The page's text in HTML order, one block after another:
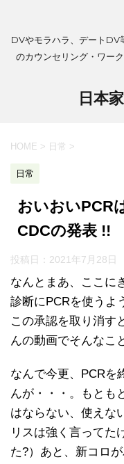
DVやモラハラ、デートDV
のカウンセリング・ワー
日本
HOME > 日常 >
日常
おいおいPCR
CDCの発表 !!
投稿日： 2021年7月28日
なんとまあ、ここに
診断にPCRを使うよ
この承認を取り消す
んの動画でそんなこ
なんで今更、PCRを
んが・・・。もとも
はならない、使えな
リスは強く言ってた
た?）あと、新コロ